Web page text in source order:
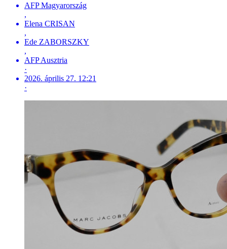
AFP Magyarország
,
Elena CRISAN
,
Ede ZABORSZKY
,
AFP Ausztria
·
2026. április 27. 12:21
·